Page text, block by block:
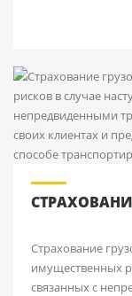
Страхование
имущественных
связанных с